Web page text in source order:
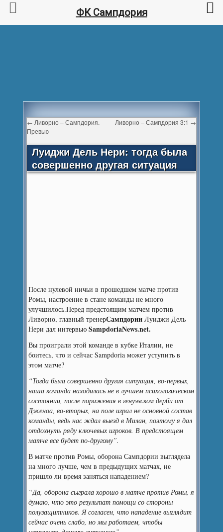
← Ливорно – Сампдория.
Превью
Ливорно – Сампдория 3:1 →
Луиджи Дель Нери: тогда была
совершенно другая ситуация
После нулевой ничьи в прошедшем матче против
Ромы, настроение в стане команды не много
улучшилось.Перед предстоящим матчем против
Ливорно, главный тренерСампдории Луиджи Дель
Нери дал интервьюSampdoriaNews.net.
Вы проиграли этой команде в кубке Италии, не
боитесь, что и сейчас Sampdoria может уступить в
этом матче?
“Тогда была совершенно другая ситуация, во-первых,
наша команда находилась не в лучшем психологическом
состоянии, после поражения в генуэзском дерби от
Дженоа, во-вторых, на поле играл не основной состав
команды, ведь нас ждал выезд в Милан, поэтому я дал
отдохнуть ряду ключевых игроков. В предстоящем
матче все будет по-другому”.
В матче против Ромы, оборона Сампдории выглядела
на много лучше, чем в предыдущих матчах, не
пришло ли время заняться нападением?
“Да, оборона сыграла хорошо в матче против Ромы, я
думаю, что это результат помощи со стороны
полузащитников. Я согласен, что нападение выглядит
сейчас очень слабо, но мы работаем, чтобы
ФК Сампдория